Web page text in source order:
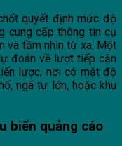
quyết định mức độ
cung cấp thông tin cụ
và tầm nhìn từ xa. Một
đoán về lượt tiếp cận
lược, nơi có mật độ
ngã tư lớn, hoặc khu
biển quảng cáo